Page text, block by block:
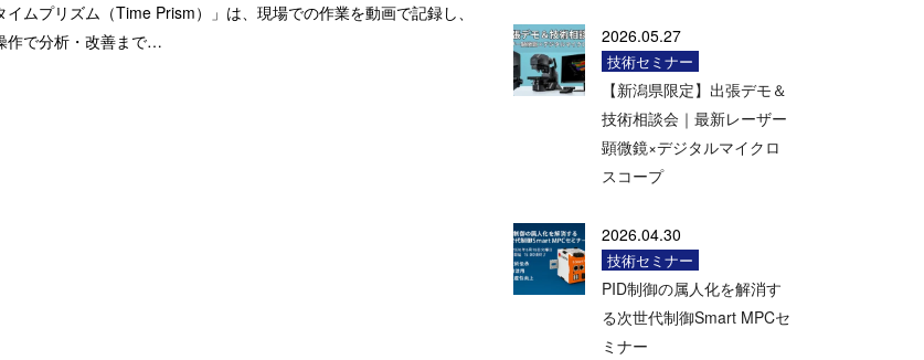
ムプリズム（Time Prism）」は、現場での作業を動画で記録し、
作で分析・改善まで…
2026.05.27
技術セミナー
【新潟県限定】出張デモ＆
技術相談会｜最新レーザー
顕微鏡×デジタルマイクロ
スコープ
2026.04.30
技術セミナー
PID制御の属人化を解消す
る次世代制御Smart MPCセ
ミナー